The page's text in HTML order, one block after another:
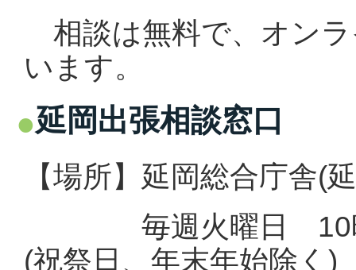
相談は無料で、オン
います。
延岡出張相談窓口
【場所】延岡総合庁舎(
毎週火曜日
(祝祭日、年末年始除く)